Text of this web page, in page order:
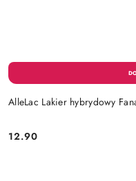
AlleLac Lakier hybrydowy
Cena:
12.90